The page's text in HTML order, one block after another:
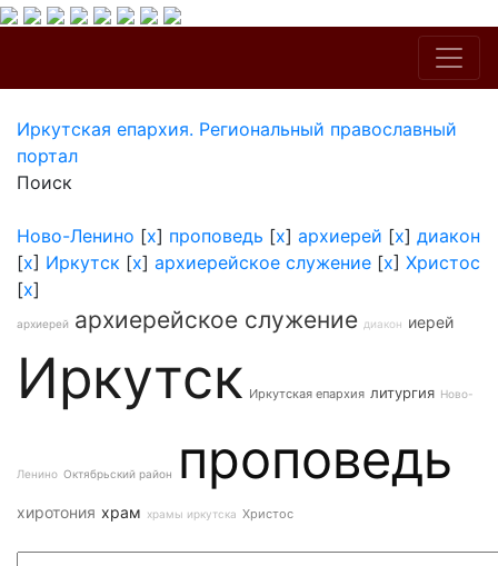
Иркутская епархия. Региональный православный
портал
Поиск
Ново-Ленино [x] проповедь [x] архиерей [x] диакон
[x] Иркутск [x] архиерейское служение [x] Христос
[x]
архиерей архиерейское служение диакон иерей
Иркутск Иркутская епархия литургия Ново-
Ленино Октябрьский район проповедь
хиротония храм храмы иркутска Христос